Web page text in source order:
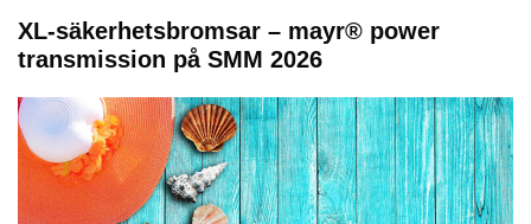
XL-säkerhetsbromsar – mayr® power
transmission på SMM 2026